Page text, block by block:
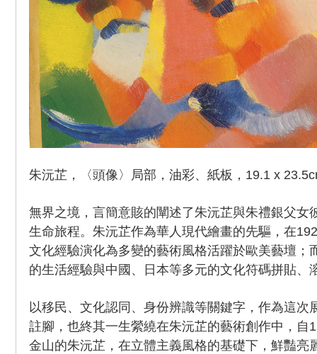
朱沅芷，〈頭像〉局部，油彩、紙板，19.1 x
無界之境，言簡意賅的闡述了朱沅芷與朱禮銀父女
生命旅程。朱沅芷作為華人現代繪畫的先驅，在
文化經驗演化為多變的藝術風格活躍於歐美藝壇；
的生活經驗與中國、日本等多元的文化符碼拼貼、
以移民、文化認同、身份辨識等關鍵字，作為這次
註腳，也終其一生縈繞在朱沅芷的藝術創作中，自
金山的朱沅芷，在立體主義風格的基礎下，鮮豔亮